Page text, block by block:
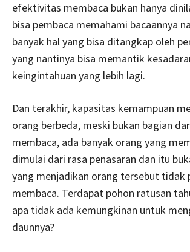
efektivitas membaca bukan hanya
bisa pembaca memahami bacaannya
banyak hal yang bisa ditangkap oleh
yang nantinya bisa memantik
keingintahuan yang lebih lagi.
Dan terakhir, kapasitas kemampuan
orang berbeda, meski bukan bagian
membaca, ada banyak orang yang
dimulai dari rasa penasaran dan itu
yang menjadikan orang tersebut tidak
membaca. Terdapat pohon ratusan
apa tidak ada kemungkinan untuk
daunnya?